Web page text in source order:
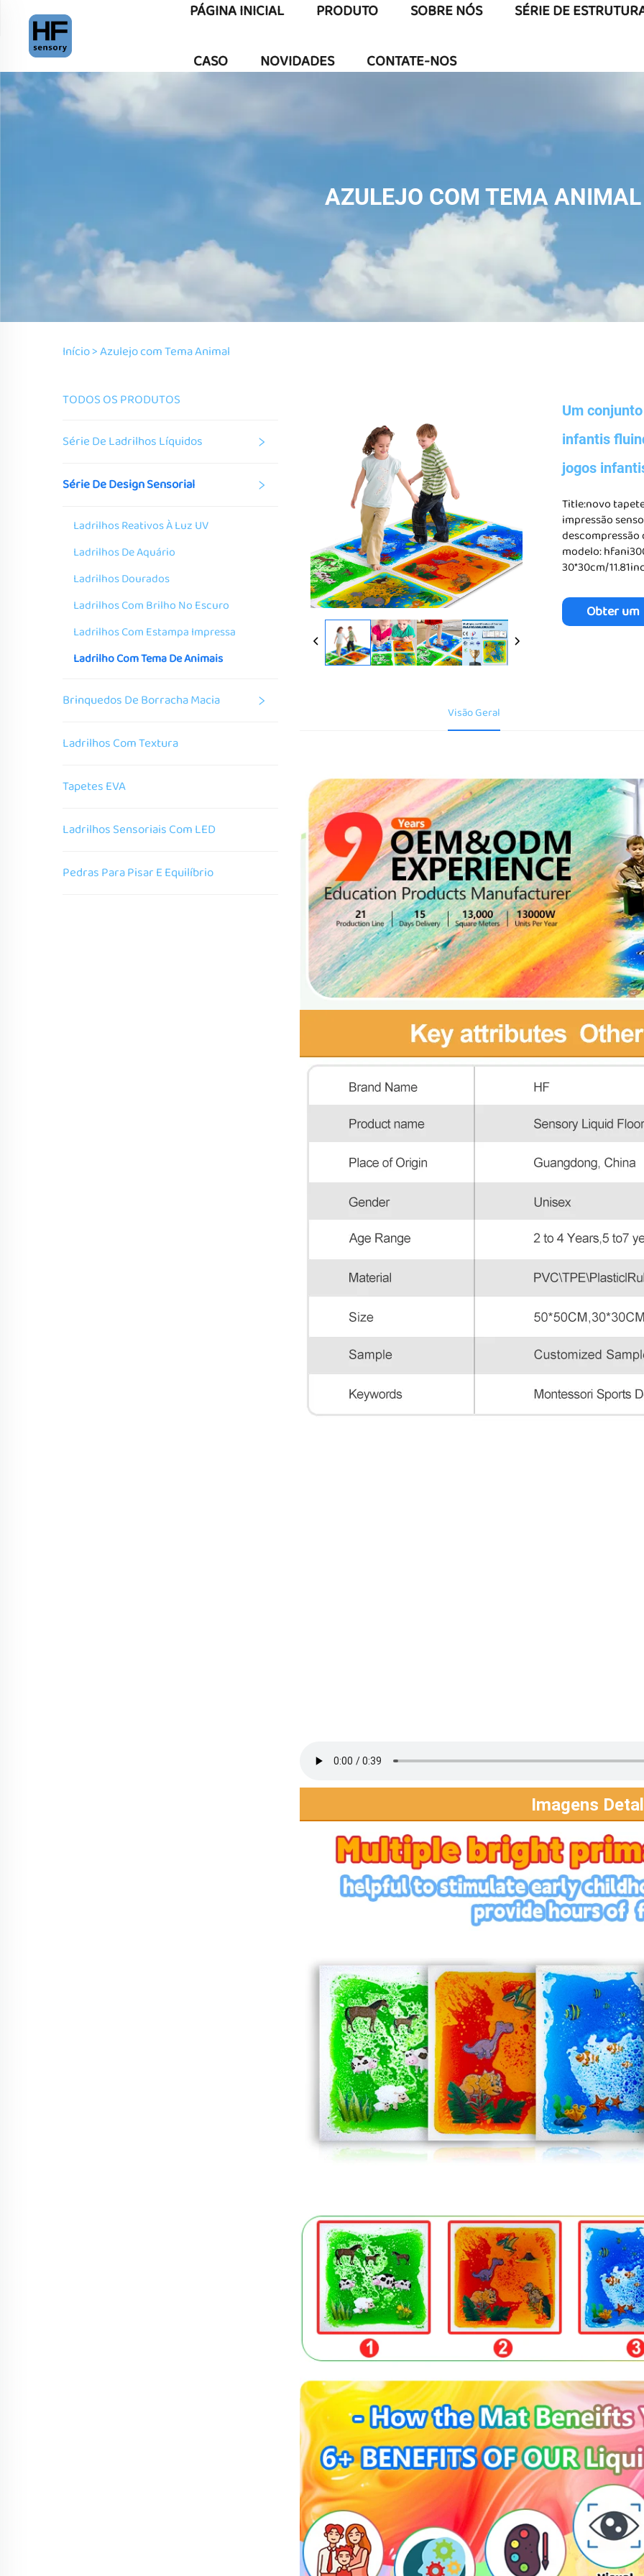
PÁGINA INICIAL PRODUTO SOBRE NÓS SÉRIE DE
CASO NOVIDADES CONTATE-NOS
AZULEJO COM TEMA ANIMAL
Início >Azulejo com Tema Animal
TODOS OS PRODUTOS
Série De Ladrilhos Líquidos
Série De Design Sensorial
Ladrilhos Reativos À Luz UV
Ladrilhos De Aquário
Ladrilhos Dourados
Ladrilhos Com Brilho No Escuro
Ladrilhos Com Estampa Impressa
Ladrilho Com Tema De Animais
Brinquedos De Borracha Macia
Ladrilhos Com Textura
Tapetes EVA
Ladrilhos Sensoriais Com LED
Pedras Para Pisar E Equilíbrio
Um
infantis
jogos
Title:novo
impressão
descompressão
modelo:
30*30cm/
Obter um
Visão Geral
Imagens